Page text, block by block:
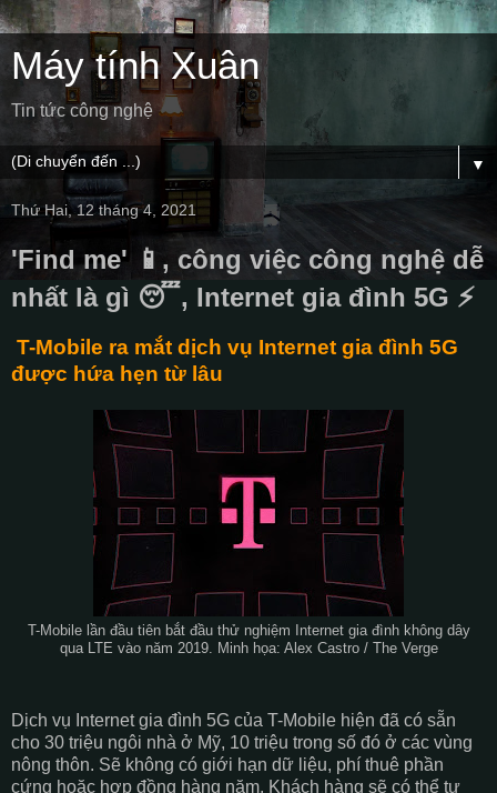
Máy tính Xuân
Tin tức công nghệ
▼
Thứ Hai, 12 tháng 4, 2021
'Find me' 📱, công việc công nghệ dễ
nhất là gì 😴, Internet gia đình 5G ⚡
T-Mobile ra mắt dịch vụ Internet gia đình 5G
được hứa hẹn từ lâu
T-Mobile lần đầu tiên bắt đầu thử nghiệm Internet gia đình không dây
qua LTE vào năm 2019. Minh họa: Alex Castro / The Verge
Dịch vụ Internet gia đình 5G của T-Mobile hiện đã có sẵn
cho 30 triệu ngôi nhà ở Mỹ, 10 triệu trong số đó ở các vùng
nông thôn. Sẽ không có giới hạn dữ liệu, phí thuê phần
cứng hoặc hợp đồng hàng năm. Khách hàng sẽ có thể tự